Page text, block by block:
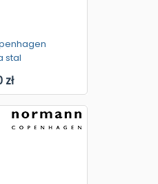
stal